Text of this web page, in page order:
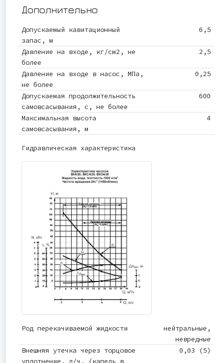
Дополнительно
Допускаемый кавитационный
запас, м
6,5
Давление на входе, кг/см2, не
более
2,5
Давление на входе в насос, МПа,
не более
0,25
Допускаемая продолжительность
самовсасывания, с, не более
600
Максимальная высота
самовсасывания, м
4
Гидравлическая характеристика
Род перекачиваемой жидкости
нейтральные,
невредные
Внешняя утечка через торцовое
уплотнение, л/ч, (капель в
0,03 (5)